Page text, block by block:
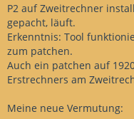
P2 auf Zweitrechner
gepacht, läuft.
Erkenntnis: Tool
zum patchen.
Auch ein patchen auf
Erstrechners am
Meine neue Vermutung: